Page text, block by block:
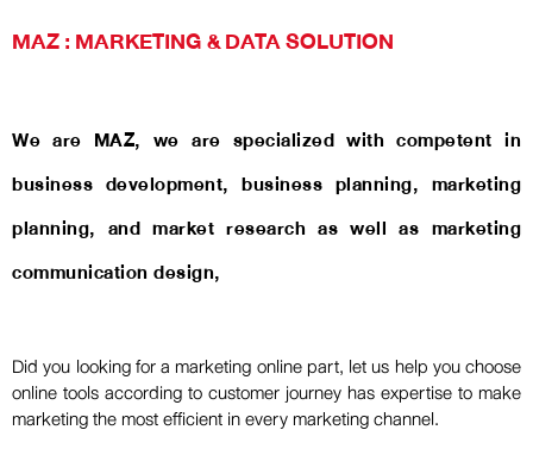
MAZ : MARKETING & DATA SOLUTION
We are MAZ, we are specialized with competent in
business development, business planning, marketing
planning, and market research as well as marketing
communication design,
Did you looking for a marketing online part, let us help you choose
online tools according to customer journey has expertise to make
marketing the most efficient in every marketing channel.